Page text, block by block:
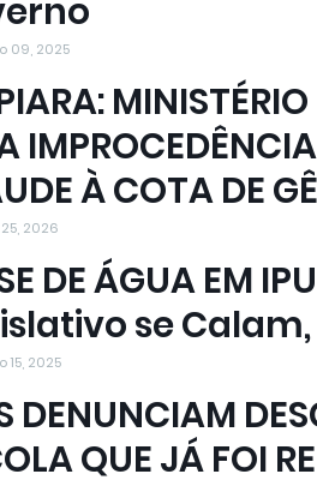
09, 2025
À COTA DE
2026
DE ÁGUA EM
se
15, 2025
DENUNCIAM
QUE JÁ FOI